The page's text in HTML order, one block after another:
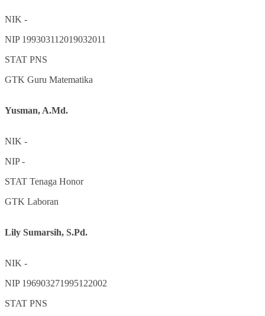
NIK -
NIP 199303112019032011
STAT PNS
GTK Guru Matematika
Yusman, A.Md.
NIK -
NIP-
STAT Tenaga Honor
GTK Laboran
Lily Sumarsih, S.Pd.
NIK -
NIP 196903271995122002
STAT PNS